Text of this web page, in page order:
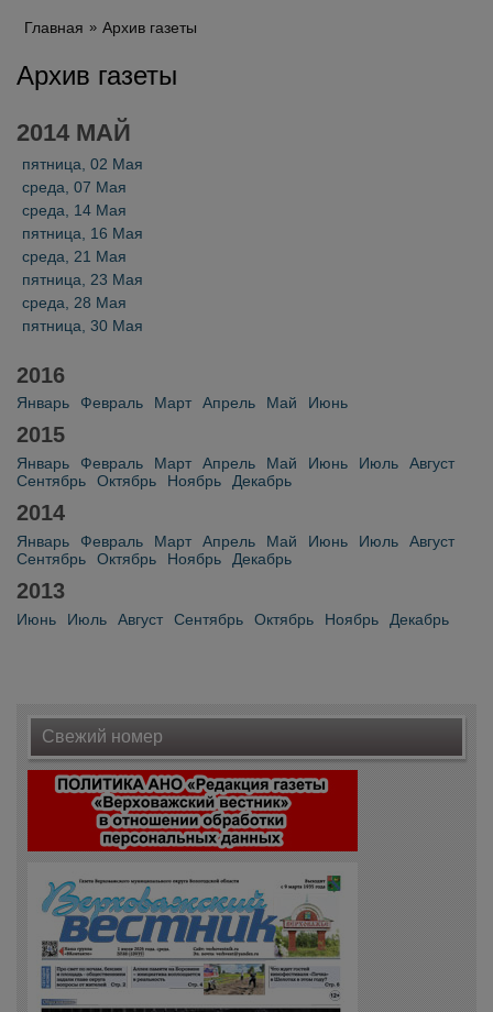
Главная Архив газеты
Архив газеты
2014 МАЙ
пятница, 02 Мая
среда, 07 Мая
среда, 14 Мая
пятница, 16 Мая
среда, 21 Мая
пятница, 23 Мая
среда, 28 Мая
пятница, 30 Мая
2016
Январь Февраль Март Апрель Май Июнь
2015
Январь Февраль Март Апрель Май Июнь Июль
Август
Сентябрь
Октябрь Ноябрь Декабрь
2014
Январь Февраль Март Апрель Май Июнь Июль
Август
Сентябрь
Октябрь Ноябрь Декабрь
2013
Июнь Июль Август Сентябрь Октябрь Ноябрь Декабрь
Свежий номер